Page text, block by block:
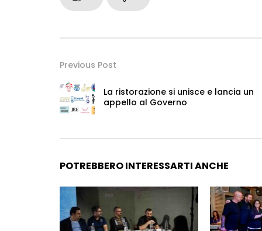
Previous Post
La ristorazione si unisce e lancia un
appello al Governo
POTREBBERO INTERESSARTI ANCHE